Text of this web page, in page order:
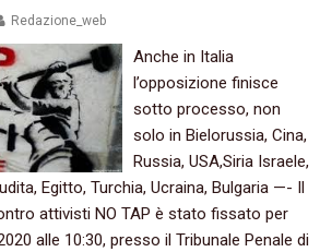
Redazione_web
Anche in Italia
l’opposizione finisce
sotto processo, non
solo in Bielorussia, Cina,
Russia, USA,Siria Israele,
Egitto, Turchia, Ucraina, Bulgaria —- Il
attivisti NO TAP è stato fissato per
alle 10:30, presso il Tribunale Penale di